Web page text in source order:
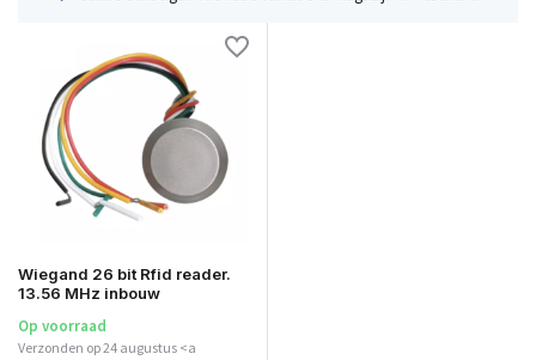
Wiegand 26 bit Rfid reader.
13.56 MHz inbouw
Op voorraad
Verzonden op 24 augustus <a